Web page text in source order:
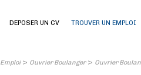
DEPOSER UN CV TROUVER UN EMPLOI
Emploi> Ouvrier Boulanger> Ouvrier